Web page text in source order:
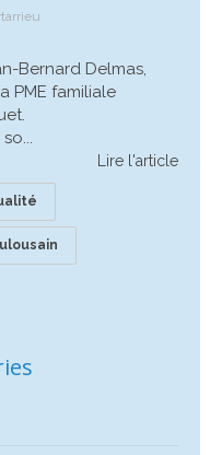
Bernard Delmas,
PME familiale
Lire l'article